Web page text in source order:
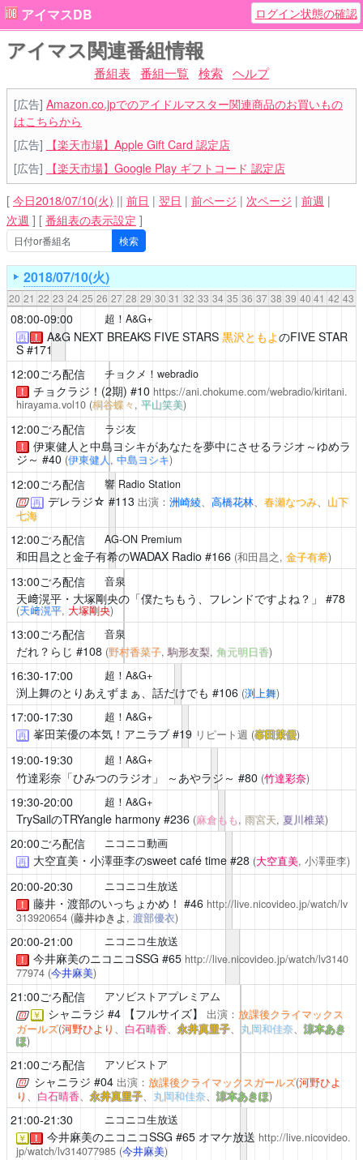
アイマスDB ログイン状態の確認
アイマス関連番組情報
番組表 番組一覧 検索 ヘルプ
[広告] Amazon.co.jpでのアイドルマスター関連商品のお買いもの
はこちらから
[広告]
【楽天市場】Apple Gift Card 認定店
[広告]
【楽天市場】Google Play ギフトコード 認定店
[ 今日2018/07/10(火) || 前日 | 翌日 | 前ページ | 次ページ | 前週 |
次週 ] [ 番組表の表示設定 ]
2018/07/10(火)
20 21 22 23 24 25 26 27 28 29 30 31 32 33 34 35 36 37 38 39 40 41 42 43
08:00-09:00 超！A&G+
再 ！ A&G NEXT BREAKS FIVE STARS 黒沢ともよのFIVE STAR
S #171
12:00ごろ配信
チョクメ！webradio
！ チョクラジ！(2期) #10 https://ani.chokume.com/webradio/kiritani.
hirayama.vol10 (桐谷蝶々, 平山笑美)
12:00ごろ配信 ラジ友
！
伊東健人と中島ヨシキがあなたを夢中にさせるラジオ～ゆめラ
ジ～ #40 (伊東健人, 中島ヨシキ)
12:00ごろ配信 響 Radio Station
再 デレラジ☆ #113 出演： 洲崎綾、 高橋花林、 春瀬なつみ、 山下
七海
12:00ごろ配信 AG-ON Premium
和田昌之と金子有希のWADAX Radio#166 (和田昌之, 金子有希)
13:00ごろ配信 音泉
天﨑滉平・大塚剛央の「僕たちもう、フレンドですよね？」 #78
(天﨑滉平, 大塚剛央)
13:00ごろ配信 音泉
だれ？らじ #108 (野村香菜子, 駒形友梨, 角元明日香)
16:30-17:00 超！A&G+
渕上舞のとりあえずまぁ、話だけでも #106 (渕上舞)
17:00-17:30 超！A&G+
再 峯田茉優の本気！アニラブ#19 リピート週 (峯田茉優)
19:00-19:30 超！A&G+
竹達彩奈「ひみつのラジオ」 ～あやラジ～ #80 (竹達彩奈)
19:30-20:00 超！A&G+
TrySailのTRYangle harmony#236 (麻倉もも, 雨宮天, 夏川椎菜)
20:00ごろ配信 ニコニコ動画
再 大空直美・小澤亜李のsweet café time#28 (大空直美, 小澤亜李)
20:00-20:30 ニコニコ生放送
！ 藤井・渡部のいっちょかめ！ #46 http://live.nicovideo.jp/watch/lv
313920654 (藤井ゆきよ, 渡部優衣)
20:00-21:00 ニコニコ生放送
！ 今井麻美のニコニコSSG #65 http://live.nicovideo.jp/watch/lv3140
77974 (今井麻美)
21:00ごろ配信 アソビストアプレミアム
￥ シャニラジ #4 【フルサイズ】 出演： 放課後クライマックス
ガールズ(河野ひより 白石晴香、 永井真里子、 丸岡和佳奈、涼本あき
ほ)
21:00ごろ配信 アソビストア
シャニラジ #04 出演： 放課後クライマックスガールズ(河野ひよ
り 、 白石晴香、 永井真里子、 丸岡和佳奈、涼本あきほ)
21:00-21:30 ニコニコ生放送
￥ ！ 今井麻美のニコニコSSG #65 オマケ放送 http://live.nicovideo.
jp/watch/lv314077985 (今井麻美)